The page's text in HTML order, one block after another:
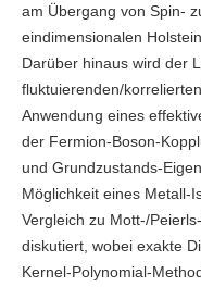
am Übergang von Spin-
eindimensionalen
Darüber hinaus wird der
fluktuierenden/
Anwendung eines
der Fermion-Boson-
und Grundzustands-
Möglichkeit eines Metall-
Vergleich zu Mott-/
diskutiert, wobei exakte
Kernel-Polynomial-